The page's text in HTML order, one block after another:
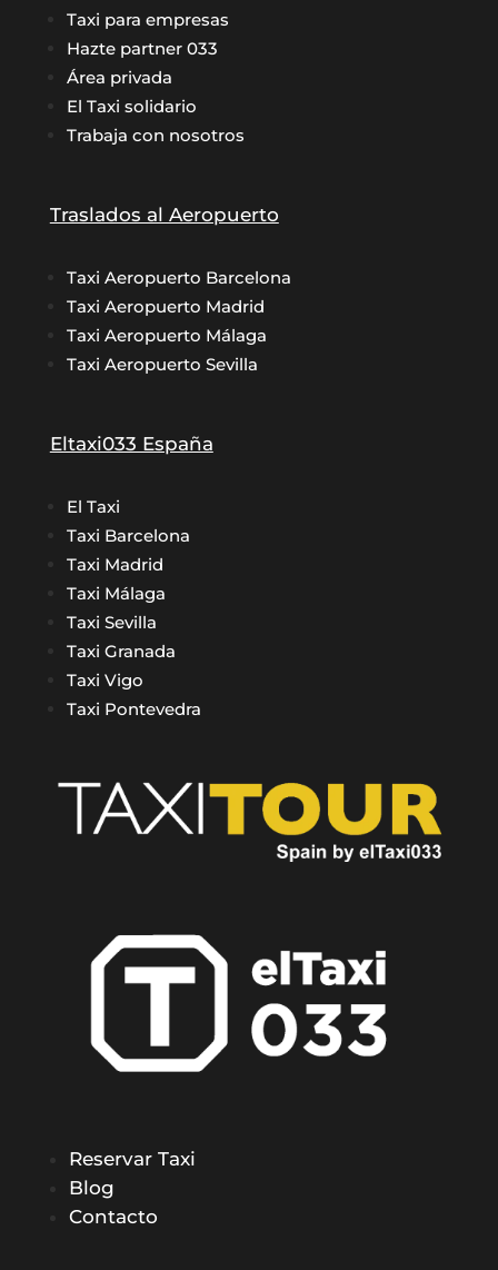
Taxi para empresas
Hazte partner 033
Área privada
El Taxi solidario
Trabaja con nosotros
Traslados al Aeropuerto
Taxi Aeropuerto Barcelona
Taxi Aeropuerto Madrid
Taxi Aeropuerto Málaga
Taxi Aeropuerto Sevilla
Eltaxi033 España
El Taxi
Taxi Barcelona
Taxi Madrid
Taxi Málaga
Taxi Sevilla
Taxi Granada
Taxi Vigo
Taxi Pontevedra
Reservar Taxi
Blog
Contacto